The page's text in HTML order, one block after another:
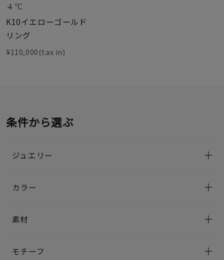
４℃
K10イエローゴールド
リング
¥110,000(tax in)
条件から選ぶ
ジュエリー
カラー
素材
モチーフ